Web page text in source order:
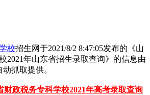
校招生网于2021/8/2 8:47:05发布的《山
2021年山东省招生录取查询》的信息由
抓取提供。
财政税务专科学校2021年高考录取查询